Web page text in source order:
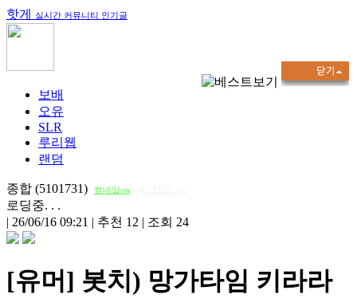
핫게 실시간 커뮤니티 인기글
보배
오유
SLR
루리웹
랜덤
종합 (5101731) 썸네일on
로딩중. . .
| 26/06/16 09:21 | 추천 12 | 조회 24
[유머] 봇치) 망가타임 키라라